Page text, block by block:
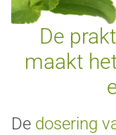
De
maakt
De dosering